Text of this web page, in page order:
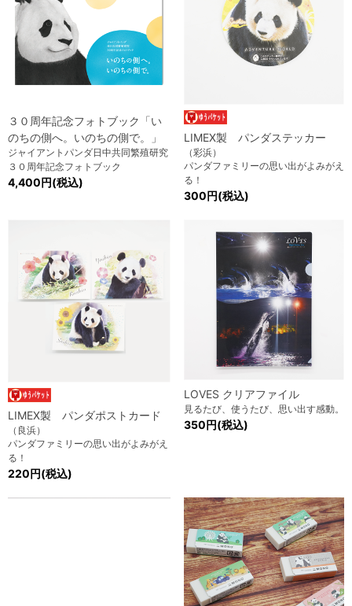
３０周年記念フォトブック「い
のちの側へ。いのちの側で。」
ジャイアントパンダ日中共同繁殖研究
３０周年記念フォトブック
4,400円(税込)
LIMEX製 パンダステッカー
（彩浜）
パンダファミリーの思い出がよみがえ
る！
300円(税込)
LIMEX製 パンダポストカード
（良浜）
パンダファミリーの思い出がよみがえ
る！
220円(税込)
LOVES クリアファイル
見るたび、使うたび、思い出す感動。
350円(税込)